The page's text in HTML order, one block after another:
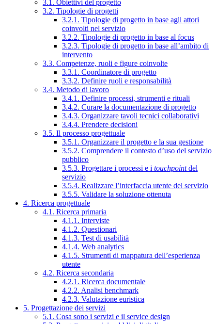
3.1. Obiettivi del progetto
3.2. Tipologie di progetti
3.2.1. Tipologie di progetto in base agli attori
coinvolti nel servizio
3.2.2. Tipologie di progetto in base al focus
3.2.3. Tipologie di progetto in base all’ambito di
intervento
3.3. Competenze, ruoli e figure coinvolte
3.3.1. Coordinatore di progetto
3.3.2. Definire ruoli e responsabilità
3.4. Metodo di lavoro
3.4.1. Definire processi, strumenti e rituali
3.4.2. Curare la documentazione di progetto
3.4.3. Organizzare tavoli tecnici collaborativi
3.4.4. Prendere decisioni
3.5. Il processo progettuale
3.5.1. Organizzare il progetto e la sua gestione
3.5.2. Comprendere il contesto d’uso del servizio
pubblico
3.5.3. Progettare i processi e i touchpointdel
servizio
3.5.4. Realizzare l’interfaccia utente del servizio
3.5.5. Validare la soluzione ottenuta
4. Ricerca progettuale
4.1. Ricerca primaria
4.1.1. Interviste
4.1.2. Questionari
4.1.3. Test di usabilità
4.1.4. Web analytics
4.1.5. Strumenti di mappatura dell’esperienza
utente
4.2. Ricerca secondaria
4.2.1. Ricerca documentale
4.2.2. Analisi benchmark
4.2.3. Valutazione euristica
5. Progettazione dei servizi
5.1. Cosa sono i servizi e il service design